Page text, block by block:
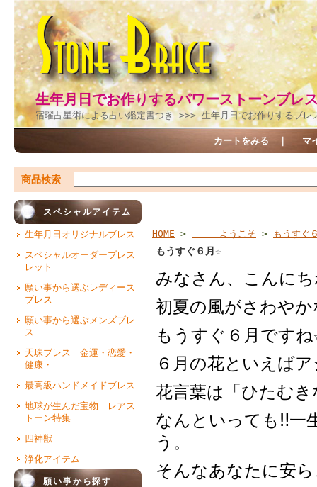
生年月日でお作りするパワーストーンブ
宿曜占星術による占い鑑定書つき >>> 生年月日でお作りするブレ
カートをみる マ
商品検索
スペシャルアイテム
生年月日オリジナルブレス
スペシャルオーダーブレス
レット
願い事から選ぶレディース
ブレス
願い事から選ぶメンズブレ
ス
天珠ブレス 金運・恋愛・
健康・
最高級ハンドメイドブレス
地球が生んだ宝物 レアス
トーン特集
四神獣
浄化アイテム
願い事から探す
HOME > ようこそ > もうすぐ
もうすぐ６月☆
みなさん、こんに
初夏の風がさわや
もうすぐ６月です
６月の花といえば
花言葉は「ひたむ
なんといっても‼一
う。
そんなあなたに安